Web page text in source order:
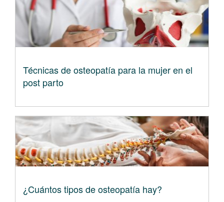
Técnicas de osteopatía para la mujer en el
post parto
¿Cuántos tipos de osteopatía hay?